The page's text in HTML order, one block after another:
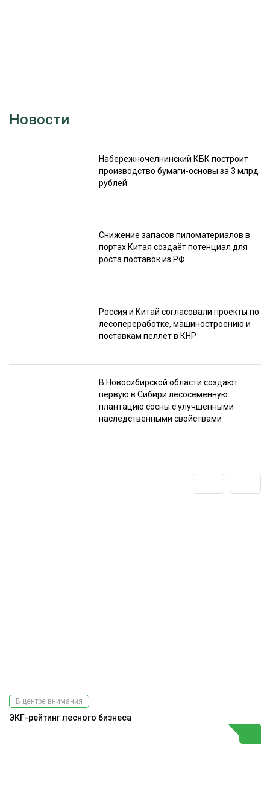
Новости
Набережночелнинский КБК построит
производство бумаги-основы за 3 млрд
рублей
Снижение запасов пиломатериалов в
портах Китая создаёт потенциал для
роста поставок из РФ
Россия и Китай согласовали проекты по
лесопереработке, машиностроению и
поставкам пеллет в КНР
В Новосибирской области создают
первую в Сибири лесосеменную
плантацию сосны с улучшенными
наследственными свойствами
В центре внимания
ЭКГ-рейтинг лесного бизнеса